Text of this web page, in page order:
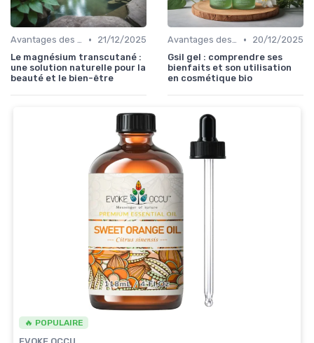
Avantages des Cosmétiques Bio •
21/12/2025
Le magnésium transcutané :
une solution naturelle pour la
beauté et le bien-être
Avantages des Cosmétiques Bio •
20/12/2025
Gsil gel : comprendre ses
bienfaits et son utilisation
en cosmétique bio
🔥 POPULAIRE